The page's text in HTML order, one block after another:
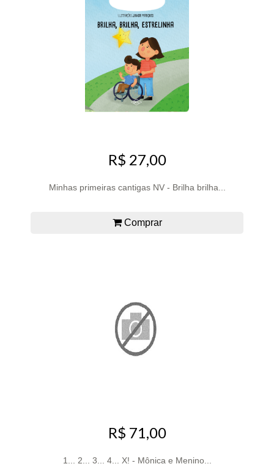
R$ 27,00
Minhas primeiras cantigas NV - Brilha brilha...
Comprar
R$ 71,00
1... 2... 3... 4... X! - Mônica e Menino...